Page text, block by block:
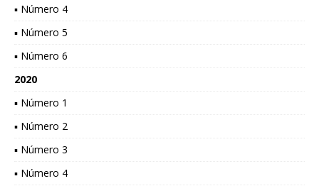
▪ Número 4
▪ Número 5
▪ Número 6
2020
▪ Número 1
▪ Número 2
▪ Número 3
▪ Número 4